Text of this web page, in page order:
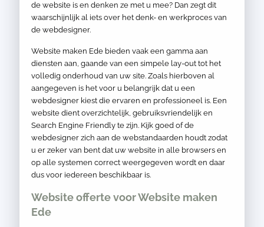
de website is en denken ze met u mee? Dan zegt dit
waarschijnlijk al iets over het denk- en werkproces van
de webdesigner.
Website maken Ede bieden vaak een gamma aan
diensten aan, gaande van een simpele lay-out tot het
volledig onderhoud van uw site. Zoals hierboven al
aangegeven is het voor u belangrijk dat u een
webdesigner kiest die ervaren en professioneel is. Een
website dient overzichtelijk, gebruiksvriendelijk en
Search Engine Friendly te zijn. Kijk goed of de
webdesigner zich aan de webstandaarden houdt zodat
u er zeker van bent dat uw website in alle browsers en
op alle systemen correct weergegeven wordt en daar
dus voor iedereen beschikbaar is.
Website offerte voor Website maken
Ede